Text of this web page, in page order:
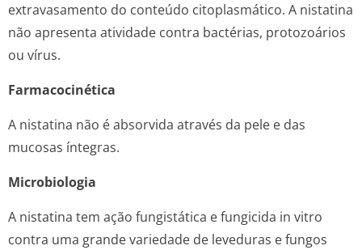
extravasamento do conteúdo citoplasmático. A nistatina
não apresenta atividade contra bactérias, protozoários
ou vírus.
Farmacocinética
A nistatina não é absorvida através da pele e das
mucosas íntegras.
Microbiologia
A nistatina tem ação fungistática e fungicida in vitro
contra uma grande variedade de leveduras e fungos